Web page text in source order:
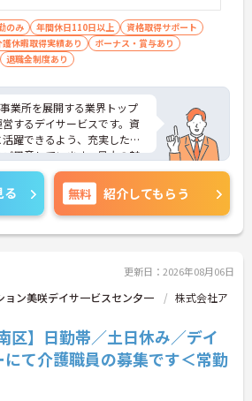
のみ 年間休日110日以上
資格取得サポート
休暇取得実績あり
ボーナス・賞与あり
退職金制度あり
業所を展開する業界トップ
するデイサービスです。資
躍できるよう、充実した待
用意しています。最大の魅
で年間休日は119日しっか
す。毎月付与されるリフレ
休の取得も可能です。ま
として「くるみん認定」を
暇や充実した扶養手当など
ューターがつき手厚くフォ
境への不安を軽減できま
支給の実績や、宿泊費補助
も備わっており、有資格者
切にしながらやりがいを持
すめの職場です。
る 無料 紹介してもらう
更新日：2026年08月06日
ョン美咲デイサ一ビスセン夕一
株式会社ア
区】日勤帯／土日休み／デイ
て介護職員の募集です＜常勤